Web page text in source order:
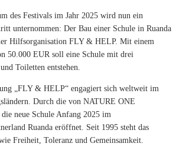
des Festivals im Jahr 2025 wird nun ein
unternommen: Der Bau einer Schule in Ruanda
Hilfsorganisation FLY & HELP. Mit einem
50.000 EUR soll eine Schule mit drei
Toiletten entstehen.
„FLY & HELP“ engagiert sich weltweit im
Durch die von NATURE ONE
neue Schule Anfang 2025 im
Ruanda eröffnet. Seit 1995 steht das
Freiheit, Toleranz und Gemeinsamkeit.